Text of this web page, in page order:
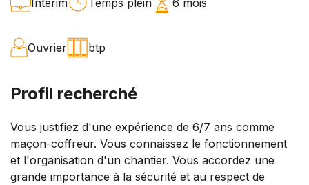
Ouvrier btp
Profil recherché
Vous justifiez d'une expérience de 6/7 ans comme
maçon-coffreur. Vous connaissez le fonctionnement
et l'organisation d'un chantier. Vous accordez une
grande importance à la sécurité et au respect de